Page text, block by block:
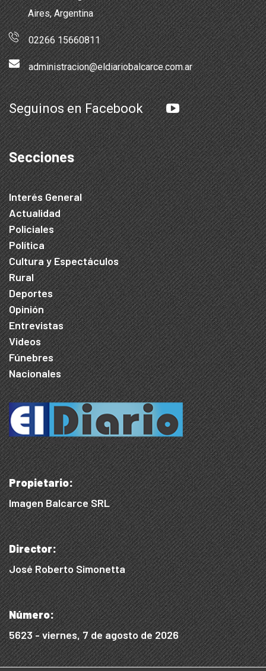
Aires, Argentina
02266 15660811
administracion@eldiariobalcarce.com.ar
Seguinos en Facebook
Secciones
Interés General
Actualidad
Policiales
Política
Cultura y Espectáculos
Rural
Deportes
Opinión
Entrevistas
Videos
Fúnebres
Nacionales
Propietario:
Imagen Balcarce SRL
Director:
José Roberto Simonetta
Número:
5623 - viernes, 7 de agosto de 2026